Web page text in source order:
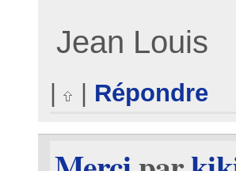
Jean Louis
Répondre